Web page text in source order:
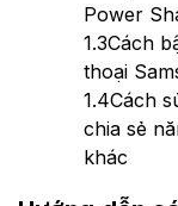
Power
1.3Cách
thoại
1.4Cách
chia sẻ
khác